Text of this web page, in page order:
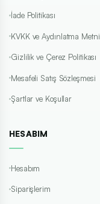
İade Politikası
KVKK ve Aydınlatma Metni
Gizlilik ve Çerez Politikası
Mesafeli Satış Sözleşmesi
Şartlar ve Koşullar
HESABIM
Hesabım
Siparişlerim